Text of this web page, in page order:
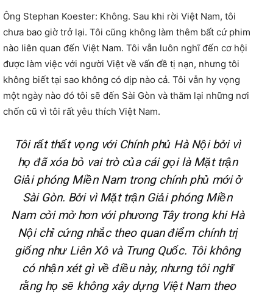
Ông Stephan Koester: Không. Sau khi rời Việt Nam, tôi
chưa bao giờ trở lại. Tôi cũng không làm thêm bất cứ phim
nào liên quan đến Việt Nam. Tôi vẫn luôn nghĩ đến cơ hội
được làm việc với người Việt về vấn đề tị nạn, nhưng tôi
không biết tại sao không có dịp nào cả. Tôi vẫn hy vọng
một ngày nào đó tôi sẽ đến Sài Gòn và thăm lại những nơi
chốn cũ vì tôi rất yêu thích Việt Nam.
Tôi rất thất vọng với Chính phủ Hà Nội bởi vì
họ đã xóa bỏ vai trò của cái gọi là Mặt trận
Giải phóng Miền Nam trong chính phủ mới ở
Sài Gòn. Bởi vì Mặt trận Giải phóng Miền
Nam cởi mở hơn với phương Tây trong khi Hà
Nội chỉ cứng nhắc theo quan điểm chính trị
giống như Liên Xô và Trung Quốc. Tôi không
có nhận xét gì về điều này, nhưng tôi nghĩ
rằng họ sẽ không xây dựng Việt Nam theo